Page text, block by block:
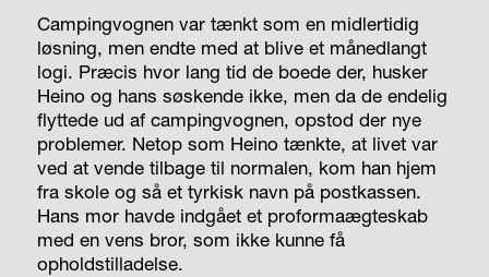
Campingvognen var tænkt som en midlertidig
løsning, men endte med at blive et månedlangt
logi. Præcis hvor lang tid de boede der, husker
Heino og hans søskende ikke, men da de endelig
flyttede ud af campingvognen, opstod der nye
problemer. Netop som Heino tænkte, at livet var
ved at vende tilbage til normalen, kom han hjem
fra skole og så et tyrkisk navn på postkassen.
Hans mor havde indgået et proformaægteskab
med en vens bror, som ikke kunne få
opholdstilladelse.